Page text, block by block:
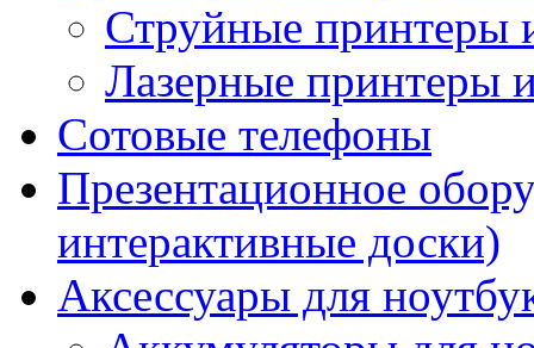
Струйные
Лазерные
Сотовые телефоны
Презентационное
интерактивные доски)
Аксессуары для